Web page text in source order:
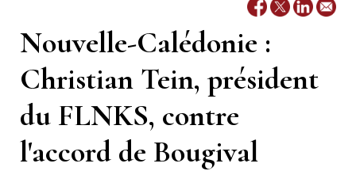
Nouvelle-Calédonie :
Christian Tein, président
du FLNKS, contre
l'accord de Bougival